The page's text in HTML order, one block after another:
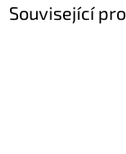
Související